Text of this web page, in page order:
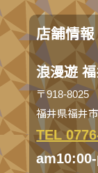
店舗情報
浪漫遊
〒918-8025
福井県福井
TEL